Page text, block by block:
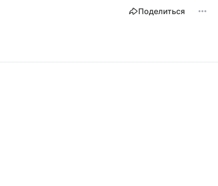
Поделиться